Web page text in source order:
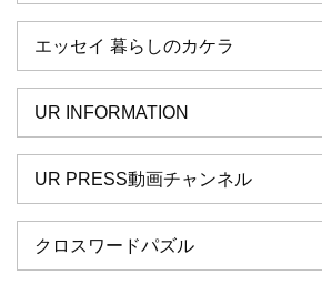
エッセイ 暮らしのカケラ
UR INFORMATION
UR PRESS動画チャンネル
クロスワードパズル